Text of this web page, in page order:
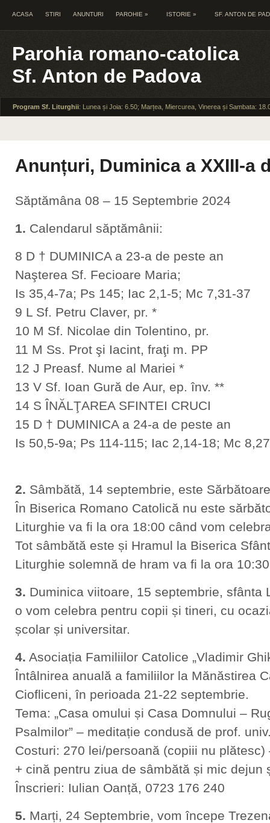
ACASA STIRI ANUNTURI PAROHIE » ISTORIE » SF. ANTON DE
Parohia romano-catolica
Sf. Anton de Padova
Program Sf. Liturghii: Lunea și Joia: 6.50; Marțea, Miercurea, Vinerea și Sambata:
Anunțuri, Duminica a XXIII-a
Săptămâna 08 – 15 Septembrie 2024
1. Calendarul săptămânii:
8 D † DUMINICA a 23-a de peste an
Naşterea Sf. Fecioare Maria;
Is 35,4-7a; Ps 145; Iac 2,1-5; Mc 7,31-37
9 L Sf. Petru Claver, pr. *
10 M Sf. Nicolae din Tolentino, pr.
11 M Ss. Prot şi Iacint, fraţi m. PP
12 J Preasf. Nume al Mariei *
13 V Sf. Ioan Gură de Aur, ep. înv. **
14 S ÎNĂLŢAREA SFINTEI CRUCI
15 D † DUMINICA a 24-a de peste an
Is 50,5-9a; Ps 114-115; Iac 2,14-18; Mc
2. Sâmbătă, 14 septembrie, este
În Biserica Romano Catolică nu este
Liturghie va fi la ora 18:00 când vom
Tot sâmbătă este și Hramul la Biserica
Liturghie solemnă de hram va fi la ora
3. Duminica viitoare, 15 septembrie, sfânta
o vom celebra pentru copii și tineri, cu
școlar și universitar.
4. Asociația Familiilor Catolice „Vladimir
Întâlnirea anuală a familiilor la Mănăstirea
Ciofliceni, în perioada 21-22 septembrie.
Tema: „Casa omului și Casa Domnului –
Psalmilor” – meditație condusă de prof.
Costuri: 270 lei/persoană (copiii nu
+ cină pentru ziua de sâmbătă și mic dejun
Înscrieri: Iulian Oanță, 0723 176 240
5. Marți, 24 Septembrie, vom începe